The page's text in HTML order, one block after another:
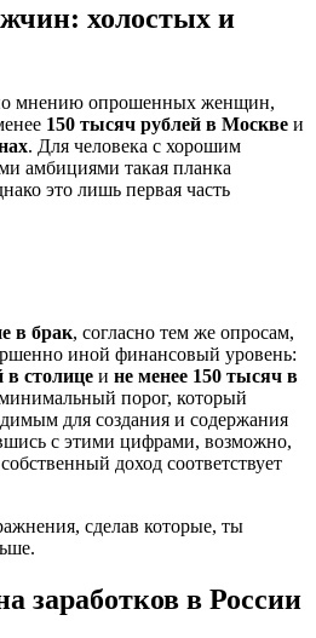
холостых и
мнению опрошенных женщин,
150 тысяч рублей в Москве и
. Для человека с хорошим
амбициями такая планка
это лишь первая часть
в брак, согласно тем же опросам,
иной финансовый уровень:
столице и не менее 150 тысяч в
порог, который
для создания и содержания
с этими цифрами, возможно,
доход соответствует
сделав которые, ты
заработков в России